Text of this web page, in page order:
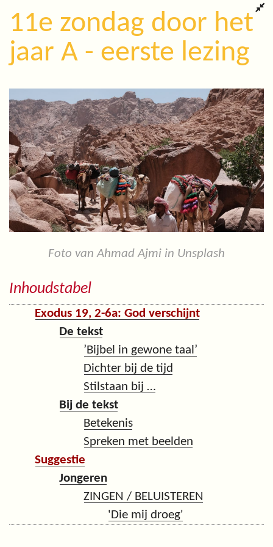
11e zondag door het
jaar A - eerste lezing
Foto van Ahmad Ajmi in Unsplash
Inhoudstabel
Exodus 19, 2-6a: God verschijnt
De tekst
’Bijbel in gewone taal’
Dichter bij de tijd
Stilstaan bij …
Bij de tekst
Betekenis
Spreken met beelden
Suggestie
Jongeren
ZINGEN / BELUISTEREN
'Die mij droeg'